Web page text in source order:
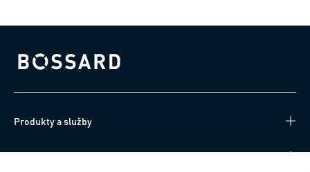
Bossard homepage
Produkty a služby
Technické informace